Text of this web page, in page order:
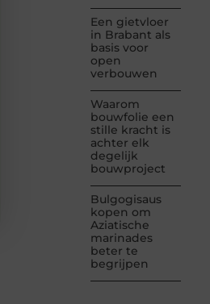
Een gietvloer
in Brabant als
basis voor
open
verbouwen
Waarom
bouwfolie een
stille kracht is
achter elk
degelijk
bouwproject
Bulgogisaus
kopen om
Aziatische
marinades
beter te
begrijpen